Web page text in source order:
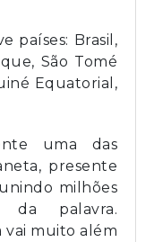
países: Brasil,
São Tomé
Equatorial,
uma das
presente
milhões
palavra.
vai muito além